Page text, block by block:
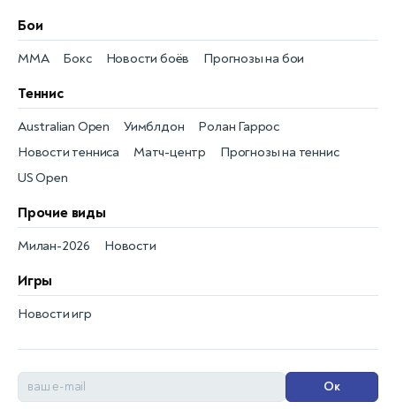
Бои
Новости боёв
MMA Прогнозы на бои
Бокс
Теннис
Новости тенниса
Australian Open
Матч-центр
Уимблдон
Прогнозы на теннис
Ролан Гаррос
US Open
Прочие виды
Новости
Милан-2026
Игры
Новости игр
Ок